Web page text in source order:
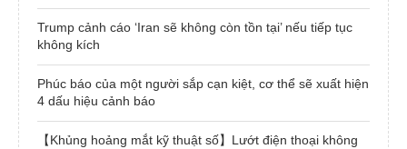
Trump cảnh cáo ‘Iran sẽ không còn tồn tại’ nếu tiếp tục
không kích
Phúc báo của một người sắp cạn kiệt, cơ thể sẽ xuất hiện
4 dấu hiệu cảnh báo
【Khủng hoảng mắt kỹ thuật số】Lướt điện thoại không